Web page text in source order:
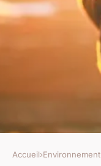
Accueil›Environnement